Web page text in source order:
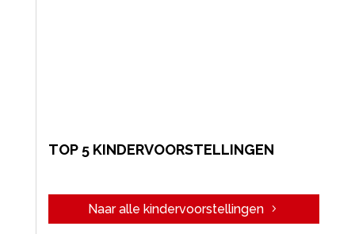
TOP 5 KINDERVOORSTELLINGEN
Naar alle kindervoorstellingen